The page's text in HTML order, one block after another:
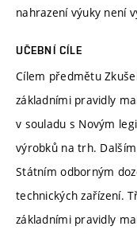
nahrazení výuky není
UČEBNÍ CÍLE
Cílem předmětu
základními pravidly
v souladu s Novým
výrobků na trh.
Státním odborným
technických zařízení.
základními pravidly